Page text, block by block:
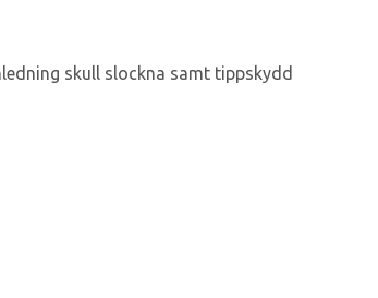
skull slockna samt tippskydd